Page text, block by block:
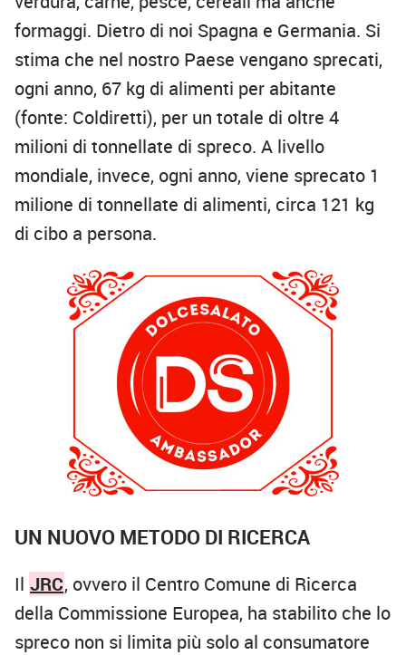
formaggi. Dietro di noi Spagna e Germania. Si
stima che nel nostro Paese vengano sprecati,
ogni anno, 67 kg di alimenti per abitante
(fonte: Coldiretti), per un totale di oltre 4
milioni di tonnellate di spreco. A livello
mondiale, invece, ogni anno, viene sprecato 1
milione di tonnellate di alimenti, circa 121 kg
di cibo a persona.
UN NUOVO METODO DI RICERCA
Il JRC, ovvero il Centro Comune di Ricerca
della Commissione Europea, ha stabilito che lo
spreco non si limita più solo al consumatore